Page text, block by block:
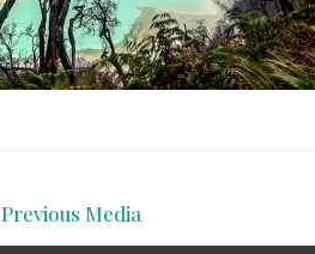
Previous Media